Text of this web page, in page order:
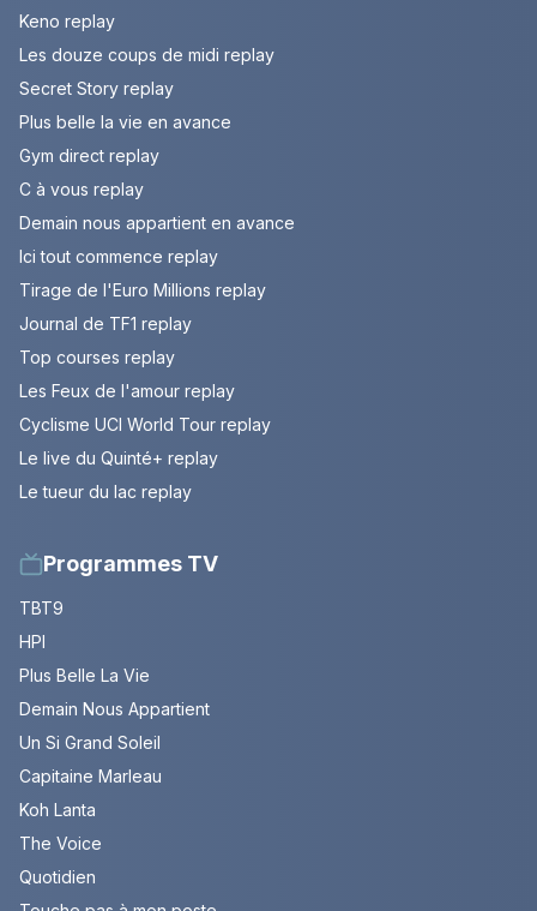
Keno replay
Les douze coups de midi replay
Secret Story replay
Plus belle la vie en avance
Gym direct replay
C à vous replay
Demain nous appartient en avance
Ici tout commence replay
Tirage de l'Euro Millions replay
Journal de TF1 replay
Top courses replay
Les Feux de l'amour replay
Cyclisme UCI World Tour replay
Le live du Quinté+ replay
Le tueur du lac replay
Programmes TV
TBT9
HPI
Plus Belle La Vie
Demain Nous Appartient
Un Si Grand Soleil
Capitaine Marleau
Koh Lanta
The Voice
Quotidien